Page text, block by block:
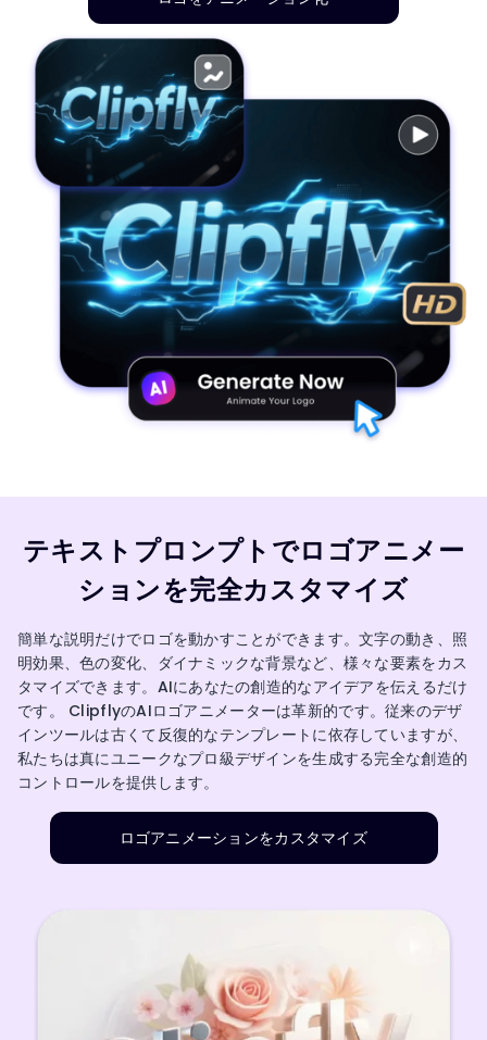
テキストプロンプトでロゴアニメー
ションを完全カスタマイズ
簡単な説明だけでロゴを動かすことができます。文字の動き、照
明効果、色の変化、ダイナミックな背景など、様々な要素をカス
タマイズできます。AIにあなたの創造的なアイデアを伝えるだけ
です。 ClipflyのAIロゴアニメーターは革新的です。従来のデザ
インツールは古くて反復的なテンプレートに依存していますが、
私たちは真にユニークなプロ級デザインを生成する完全な創造的
コントロールを提供します。
ロゴアニメーションをカスタマイズ